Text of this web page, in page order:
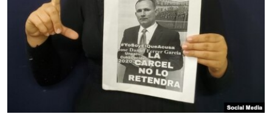
AUDIOVISUALES MARTÍ
RADIO MARTÍ
ESPECIALES
LA REALIDAD DE LA VIVIENDA EN CUBA